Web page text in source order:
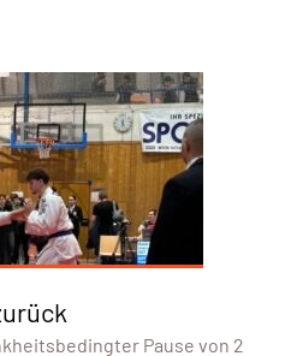
Pause von 2